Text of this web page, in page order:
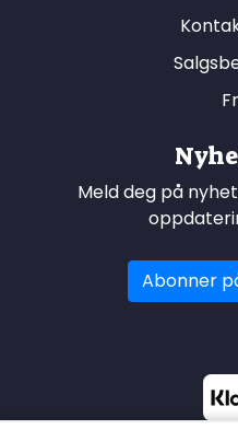
Meld deg på
Abonner